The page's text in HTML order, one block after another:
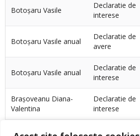
Botoșaru Vasile
Declaratie de
interese
Botoșaru Vasile anual
Declaratie de
avere
Botoșaru Vasile anual
Declaratie de
interese
Brașoveanu Diana-
Valentina
Declaratie de
interese